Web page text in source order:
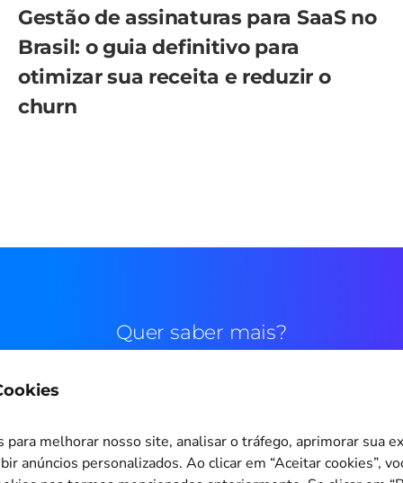
Gestão de assinaturas para SaaS no
Brasil: o guia definitivo para
otimizar sua receita e reduzir o
churn
para melhorar nosso site, analisar o tráfego, aprimorar sua
anúncios personalizados. Ao clicar em “Aceitar cookies”,
Quer saber mais?